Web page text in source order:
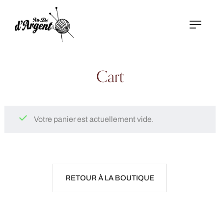
Cart
Votre panier est actuellement vide.
RETOUR À LA BOUTIQUE